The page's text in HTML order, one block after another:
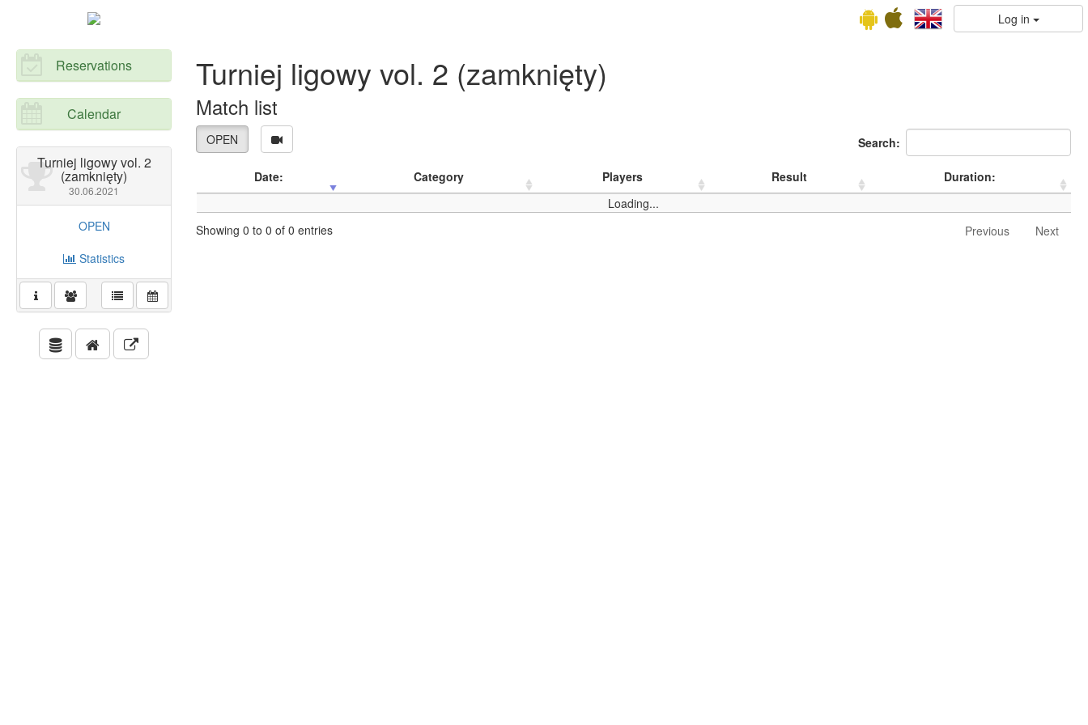
Log in
Reservations
Calendar
Turniej ligowy vol. 2
(zamknięty)
30.06.2021
OPEN
Statistics
Turniej ligowy vol. 2 (zamknięty)
Match list
OPEN Search:
Date: Category Players Result
Duration:
Loading...
Showing 0 to 0 of 0 entries
Previous Next